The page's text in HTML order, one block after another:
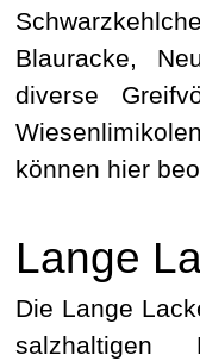
Blauracke,
diverse
können hier
Lange
Die Lange
salzhaltigen